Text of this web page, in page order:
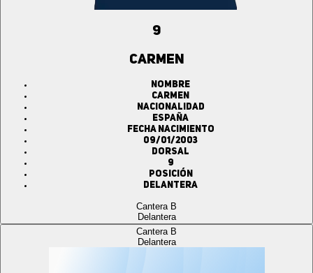
9
CARMEN
Nombre
CARMEN
Nacionalidad
ESPAÑA
Fecha Nacimiento
09/01/2003
Dorsal
9
Posición
Delantera
Cantera B
Delantera
Cantera B
Delantera